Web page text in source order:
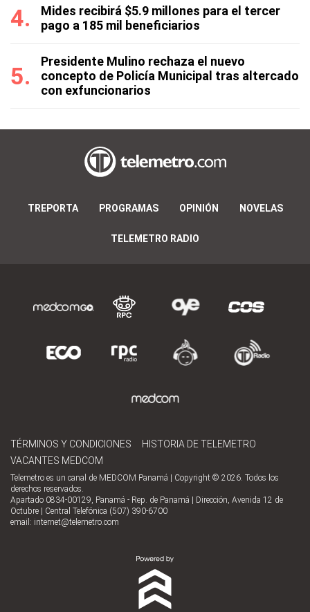
Mides recibirá $5.9 millones para el tercer
pago a 185 mil beneficiarios
Presidente Mulino rechaza el nuevo
concepto de Policía Municipal tras altercado
con exfuncionarios
TREPORTA PROGRAMAS OPINIÓN NOVELAS
TELEMETRO RADIO
TÉRMINOS Y CONDICIONES
HISTORIA DE TELEMETRO
VACANTES MEDCOM
Telemetro es un canal de MEDCOM Panamá | Copyright © 2026. Todos los
derechos reservados.
Apartado 0834-00129, Panamá - Rep. de Panamá | Dirección, Avenida 12 de
Octubre | Central Telefónica (507) 390-6700
email: internet@telemetro.com